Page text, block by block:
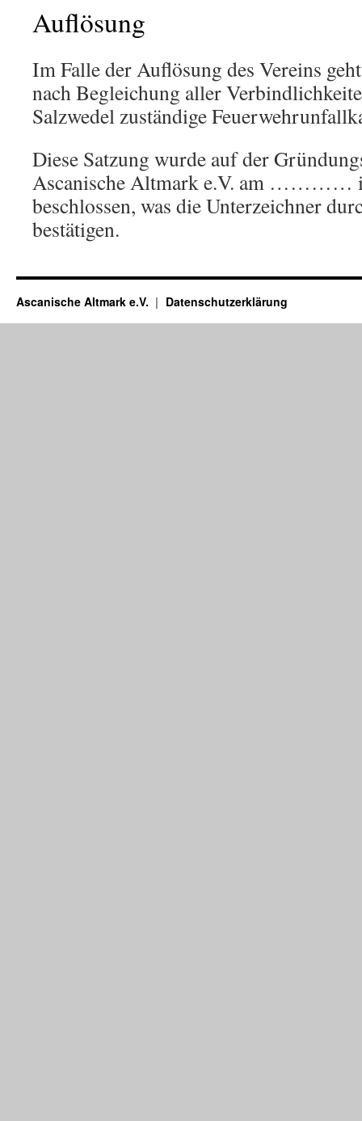
Auflösung
Im Falle der Auflösung des Vereins
nach Begleichung aller
Salzwedel zuständige
Diese Satzung wurde auf der
Ascanische Altmark e.V. am …………
beschlossen, was die Unterzeichner
bestätigen.
Ascanische Altmark e.V. Datenschutzerklärung